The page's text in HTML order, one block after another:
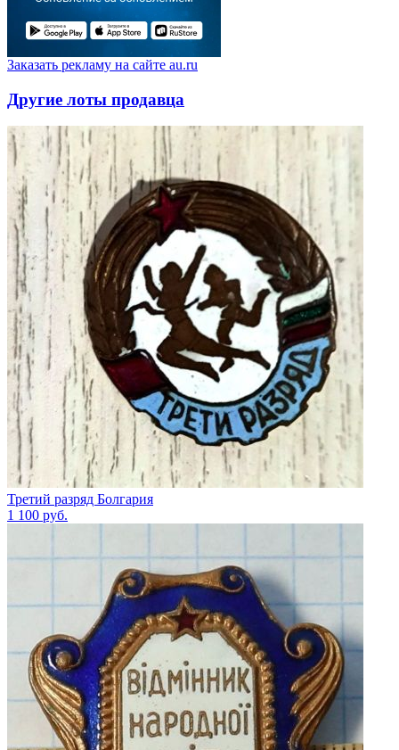
Заказать рекламу на сайте au.ru
Другие лоты продавца
Третий разряд Болгария
1 100 руб.